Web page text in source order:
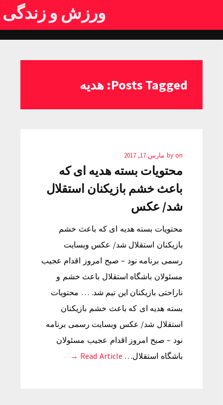
ورزش و زندگی
Posts Tagged: هدیه
by on مارس 17, 2017
محتویات بسته هدیه ای که
باعث خشم بازیکنان استقلال
شد/ عکس
محتویات بسته هدیه ای که باعث خشم
بازیکنان استقلال شد/ عکس وبسایت
رسمی برنامه نود – صبح امروز اقدام عجیب
مسئولان باشگاه استقلال باعث خشم و
ناراحتی بازیکنان این تیم شد. … محتویات
بسته هدیه ای که باعث خشم بازیکنان
استقلال شد/ عکس وبسایت رسمی برنامه
نود – صبح امروز اقدام عجیب مسئولان
باشگاه استقلال… Read Article →